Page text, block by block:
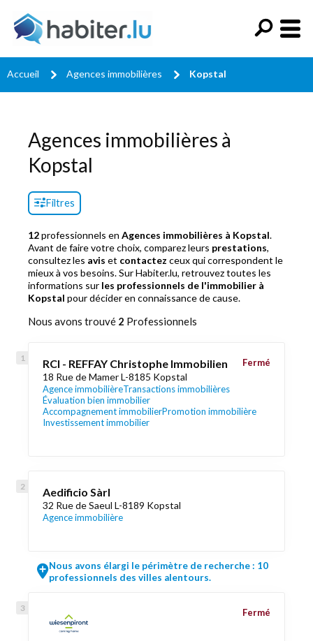
Accueil Agences immobilières Kopstal
Agences immobilières à
Kopstal
Filtres
12professionnels en Agences immobilières à Kopstal.
Avant de faire votre choix, comparez leurs prestations,
consultez les avis et contactez ceux qui correspondent le
mieux à vos besoins. Sur Habiter.lu, retrouvez toutes les
informations sur les professionnels de l'immobilier à
Kopstal pour décider en connaissance de cause.
Nous avons trouvé 2 Professionnels
RCI - REFFAY Christophe Immobilien
18 Rue de Mamer L-8185 Kopstal
Agence immobilièreTransactions immobilières
Évaluation bien immobilier
Accompagnement immobilierPromotion immobilière
Investissement immobilier
Fermé
Aedificio Sàrl
32 Rue de Saeul L-8189 Kopstal
Agence immobilière
Nous avons élargi le périmètre de recherche : 10
professionnels des villes alentours.
Fermé